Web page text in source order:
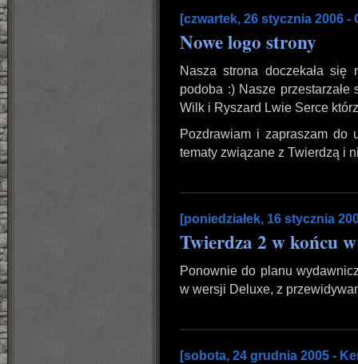
[czwartek, 26 stycznia 2006 -
Nowe logo strony
Nasza strona doczekała
podoba :) Nasze
Wilk i Ryszard Lwie Serce
Pozdrawiam i zapraszam do
tematy związane z Twierdzą i
[poniedziałek, 16 stycznia
Twierdza 2 w końcu
Ponownie do planu
w wersji Deluxe, z
[sobota, 24 grudnia 2005 -